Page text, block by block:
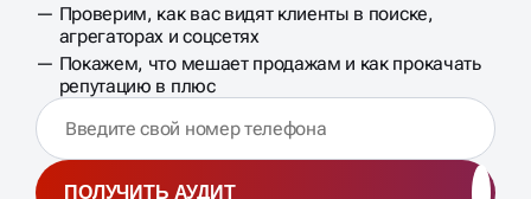
Проверим, как вас видят клиенты в поиске,
агрегаторах и соцсетях
Покажем, что мешает продажам и как прокачать
репутацию в плюс
ПОЛУЧИТЬ АУДИТ